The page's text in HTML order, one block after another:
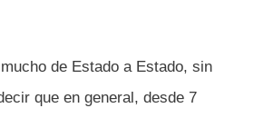
de Estado a Estado, sin
que en general, desde 7